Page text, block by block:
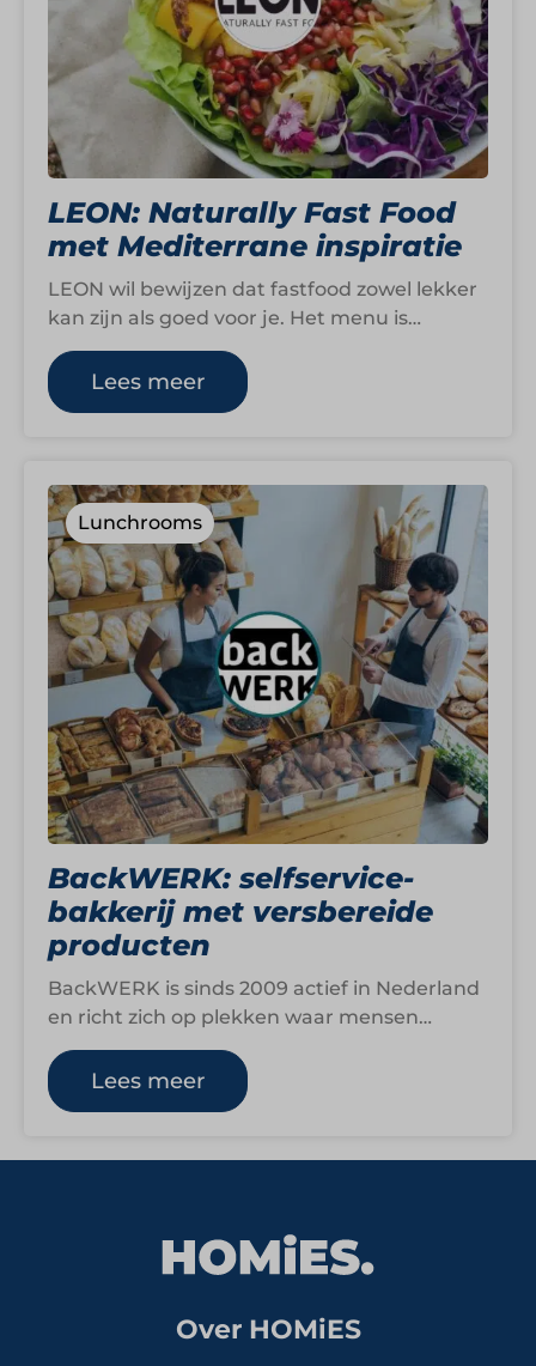
LEON: Naturally Fast Food
met Mediterrane inspiratie
LEON wil bewijzen dat fastfood zowel lekker
kan zijn als goed voor je. Het menu is
geïnspireerd op de smaken,…
Lees meer
Lunchrooms
BackWERK: selfservice-
bakkerij met versbereide
producten
BackWERK is sinds 2009 actief in Nederland
en richt zich op plekken waar mensen
onderweg zijn, winkelen of werken. Het…
Lees meer
Over HOMiES